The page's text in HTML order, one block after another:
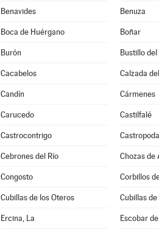
Benavides Benuza
Boca de Huérgano Boñar
Burón Bustillo
Cacabelos Calzada
Candín Cármenes
Carucedo Castilfalé
Castrocontrigo
Cebrones del Río Chozas de
Congosto Corbillos
Cubillas de los Oteros Cubillas de
Ercina, La Escobar